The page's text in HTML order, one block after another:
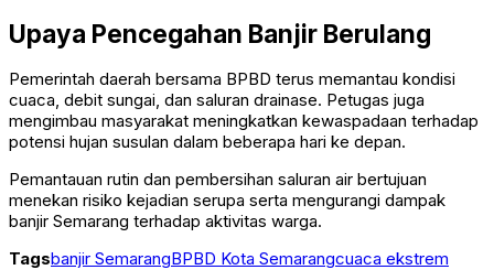
Upaya Pencegahan Banjir Berulang
Pemerintah daerah bersama BPBD terus memantau kondisi
cuaca, debit sungai, dan saluran drainase. Petugas juga
mengimbau masyarakat meningkatkan kewaspadaan terhadap
potensi hujan susulan dalam beberapa hari ke depan.
Pemantauan rutin dan pembersihan saluran air bertujuan
menekan risiko kejadian serupa serta mengurangi dampak
banjir Semarang terhadap aktivitas warga.
Tagsbanjir SemarangBPBD Kota Semarangcuaca ekstrem